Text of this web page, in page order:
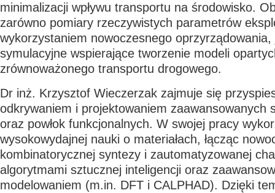
minimalizacji wpływu transportu na środowisko.
zarówno pomiary rzeczywistych parametrów
wykorzystaniem nowoczesnego oprzyrządowania,
symulacyjne wspierające tworzenie modeli
zrównoważonego transportu drogowego.
Dr inż. Krzysztof Wieczerzak zajmuje się
odkrywaniem i projektowaniem zaawansowanych
oraz powłok funkcjonalnych. W swojej pracy
wysokowydajnej nauki o materiałach, łącząc
kombinatorycznej syntezy i zautomatyzowanej
algorytmami sztucznej inteligencji oraz
modelowaniem (m.in. DFT i CALPHAD). Dzięki